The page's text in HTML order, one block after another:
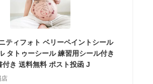
ティフォト ベリーペイントシール
タトゥーシール 練習用シール付き
付き 送料無料 ポスト投函 J
店